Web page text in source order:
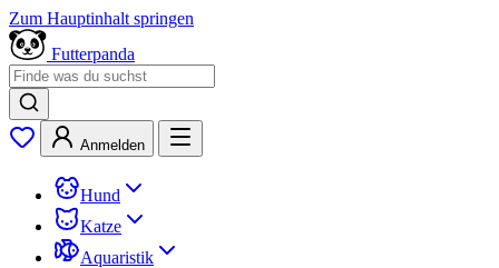
Zum Hauptinhalt springen
Futterpanda
Anmelden
Hund
Katze
Aquaristik